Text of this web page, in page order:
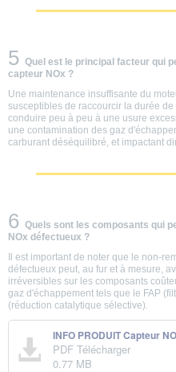
5 Quel est le principal facteur qui
capteur NOx ?
Une maintenance insuffisante du
susceptibles de raccourcir la durée
conduire peu à peu à une usure
une contamination des gaz
carburant déséquilibré, et impactant
6 Quels sont les composants qui
NOx défectueux ?
Il est important de noter que le non-
défectueux peut, au fur et à mesure,
irréversibles sur les composants
gaz d'échappement tels que le FAP
(réduction catalytique sélective).
INFO PRODUIT Capteur
PDF Télécharger
0.77 MB